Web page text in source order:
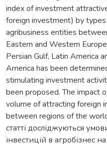
index of investment
foreign investment) by
agribusiness entities
Eastern and Western
Persian Gulf, Latin America
America has been
stimulating investment
been proposed. The impact
volume of attracting foreign
between regions of the
статті досліджуються
інвестицій в агробізнес на